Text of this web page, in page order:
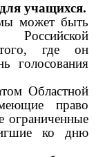
учащихся.
может быть
где он
голосования
Областной
право
ограниченные
ко дню